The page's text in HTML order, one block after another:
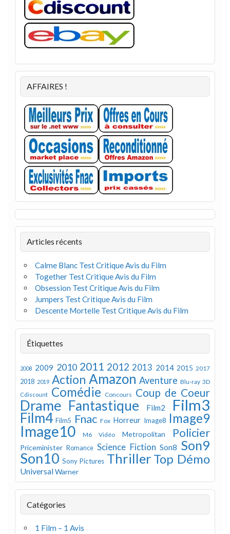
AFFAIRES !
Articles récents
Calme Blanc Test Critique Avis du Film
Together Test Critique Avis du Film
Obsession Test Critique Avis du Film
Jumpers Test Critique Avis du Film
Descente Mortelle Test Critique Avis du Film
Étiquettes
2008 2009 2010 2011 2012 2013 2014 2015 2017
2018 2019 Action Amazon Aventure Blu-ray 3D
Cdiscount Comédie Concours Coup de Coeur
Drame Fantastique Film2 Film3
Film4 Film5 Fnac Fox Horreur Image8 Image9
Image10 M6 Vidéo Metropolitan Policier
Priceminister Romance Science Fiction Son8 Son9
Son10 Sony Pictures Thriller Top Démo
UniversalWarner
Catégories
1 Film – 1 Avis